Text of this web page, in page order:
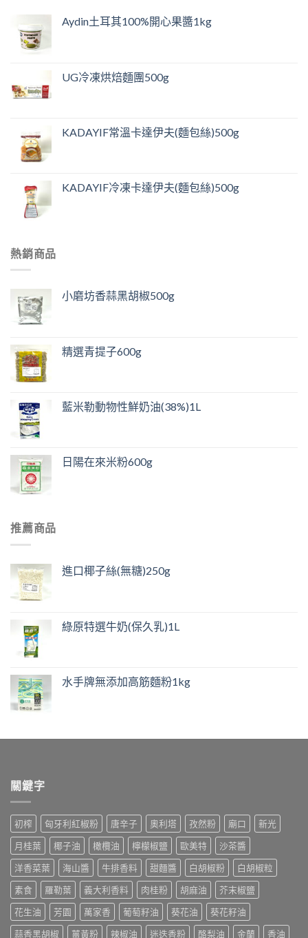
Aydin土耳其100%開心果醬1kg
UG冷凍烘焙麵團500g
KADAYIF常溫卡達伊夫(麵包絲)500g
KADAYIF冷凍卡達伊夫(麵包絲)500g
熱銷商品
小磨坊香蒜黑胡椒500g
精選青提子600g
藍米勒動物性鮮奶油(38%)1L
日陽在來米粉600g
推薦商品
進口椰子絲(無糖)250g
綠原特選牛奶(保久乳)1L
水手牌無添加高筋麵粉1kg
關鍵字
初榨 匈牙利紅椒粉 唐辛子 奧利塔 孜然粉 廟口
新光
月桂葉
椰子油 橄欖油 檸檬椒鹽 歐美特
沙茶醬
洋香菜葉
海山醬 牛排香料 甜麵醬 白胡椒粉
白胡椒粒
素食
羅勒葉 義大利香料 肉桂粉 胡麻油
芥末椒鹽
花生油
芳園 萬家香 葡萄籽油 葵花油
葵花籽油
蒜香黑胡椒
薑黃粉 辣椒油 迷迭香粉 酪梨油 金蘭 香油